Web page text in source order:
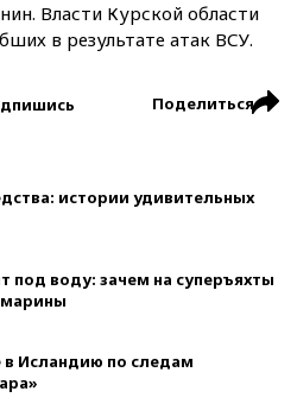
Власти Курской области
в результате атак ВСУ.
Поделиться
истории удивительных
под воду: зачем на суперъяхты
в Исландию по следам